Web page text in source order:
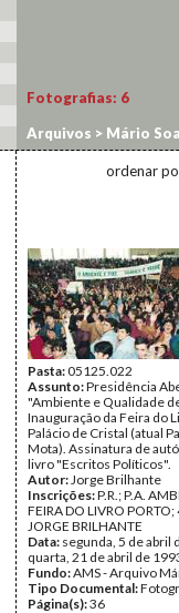
Fotografias: 6
Arquivos > Mário
>Ambiente e
ordenar
Pasta:05125.022
Assunto:Presidência
"Ambiente e Qualidade
Inauguração da Feira do
Palácio de Cristal (atual
Mota). Assinatura de
livro "Escritos Políticos".
Autor:Jorge Brilhante
Inscrições:P.R.; P.A.
FEIRA DO LIVRO
JORGE BRILHANTE
Data: segunda, 5 de abril
quarta, 21 de abril de
Fundo:AMS - Arquivo
Tipo Documental:
Página(s):36